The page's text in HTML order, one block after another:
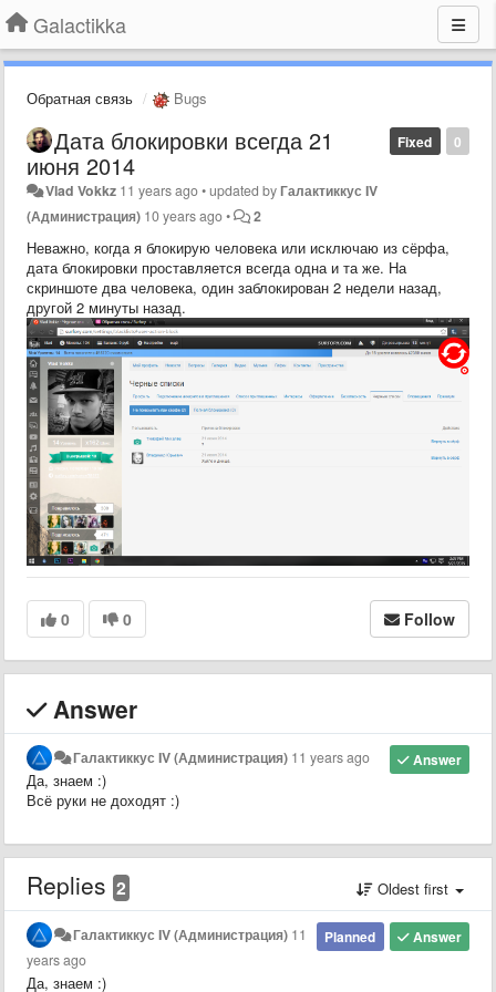
Galactikka
Обратная связь Bugs
0
Fixed
Дата блокировки всегда 21
июня 2014
Vlad Vokkz 11 years ago•updated byГалактиккус IV
(Администрация) 10 years ago• 2
Неважно, когда я блокирую человека или исключаю из сёрфа,
дата блокировки проставляется всегда одна и та же. На
скриншоте два человека, один заблокирован 2 недели назад,
другой 2 минуты назад.
0 0 Follow
Answer
Answer
Галактиккус IV (Администрация) 11 years ago
Да, знаем :)
Всё руки не доходят :)
Replies 2 Oldest first
Answer
Planned
Галактиккус IV (Администрация) 11
years ago
Да, знаем :)